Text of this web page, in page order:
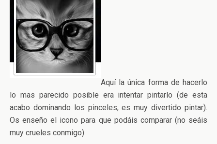
Aquí la única forma de hacerlo
lo mas parecido posible era intentar pintarlo (de esta
acabo dominando los pinceles, es muy divertido pintar).
Os enseño el icono para que podáis comparar (no seáis
muy crueles conmigo)